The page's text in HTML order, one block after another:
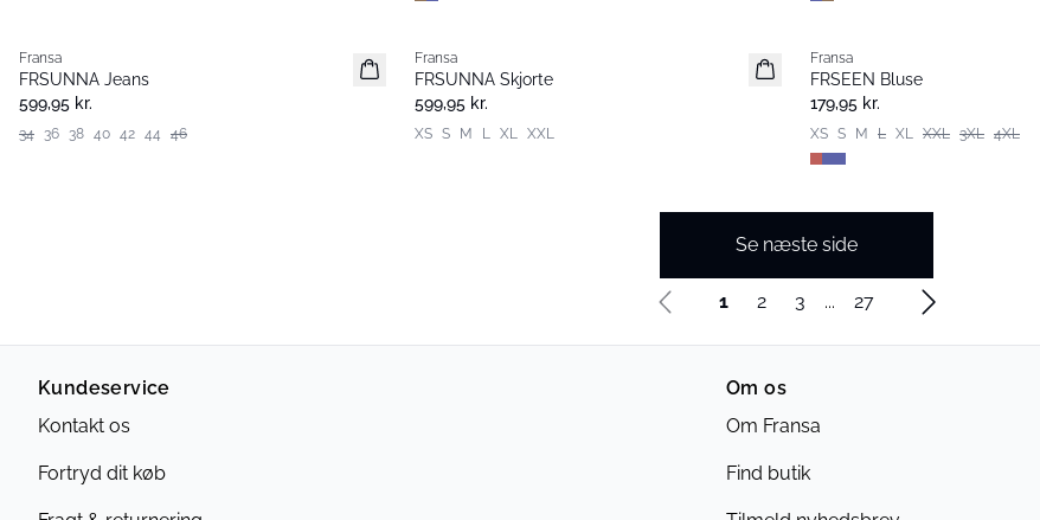
Nyhed
Fransa
FRSUNNA Jeans
599,95 kr.
34 36 38 40 42 44 46
Nyhed
Fransa
FRSUNNA Skjorte
599,95 kr.
XS S M L XL XXL
Extended size
Nyhed
Fransa
FRSEEN Bluse
179,95 kr.
XS S M L XL XXL 3XL 4XL
Se næste side
1 2 3 ... 27
Kundeservice
Kontakt os
Fortryd dit køb
Om os
Om Fransa
Find butik